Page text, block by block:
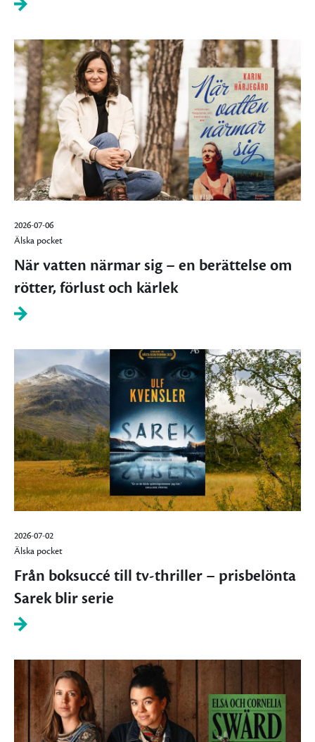
2026-07-06
Älska pocket
När vatten närmar sig – en berättelse om
rötter, förlust och kärlek
2026-07-02
Älska pocket
Från boksuccé till tv-thriller – prisbelönta
Sarek blir serie